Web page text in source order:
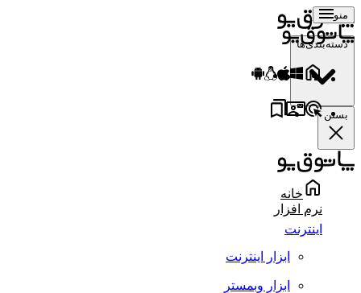
منو
دسته‌بندی‌ها
بستن
خانه
نرم افزار
اینترنت
ابزار اینترنت
ابزار وبمستر